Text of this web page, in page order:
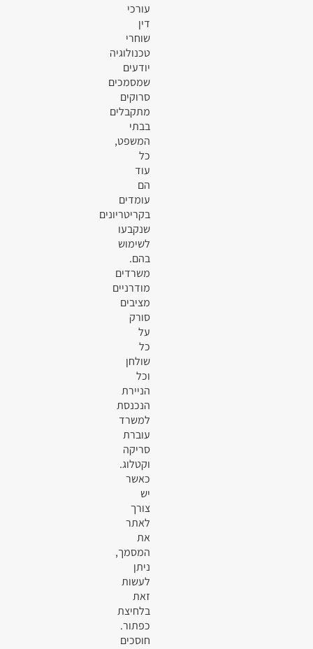
עורכי
דין
שוחרי
טכנולוגיה
יודעים
שמסמכים
סרוקים
מתקבלים
בבתי
המשפט,
כל
עוד
הם
עומדים
בקריטריונים
שנקבעו
לשימוש
בהם.
משרדים
מודרניים
מציבים
סורק
על
כל
שולחן
וכל
הניירת
הנכנסת
למשרד
עוברת
סריקה
וקטלוג.
כאשר
יש
צורך
לאתר
את
המסמך,
ניתן
לעשות
זאת
בלחיצת
כפתור.
חוסכים